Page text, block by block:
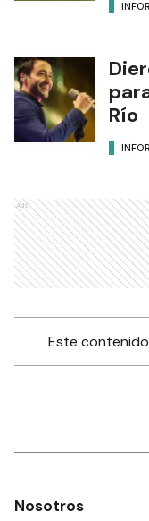
Río
Ads
Este
Nosotros